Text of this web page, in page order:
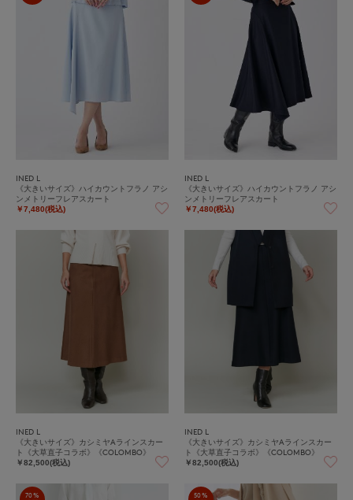
INED L
《大きいサイズ》ハイカウントフラノ アシ
ンメトリーフレアスカート
￥7,480(税込)
INED L
《大きいサイズ》ハイカウントフラノ アシ
ンメトリーフレアスカート
￥7,480(税込)
INED L
《大きいサイズ》カシミヤAラインスカー
ト《大草直子コラボ》《COLOMBO》
￥82,500(税込)
INED L
《大きいサイズ》カシミヤAラインスカー
ト《大草直子コラボ》《COLOMBO》
￥82,500(税込)
70%
50%